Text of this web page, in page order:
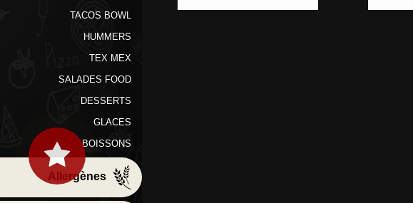
TACOS BOWL
HUMMERS
TEX MEX
SALADES FOOD
DESSERTS
GLACES
BOISSONS
Allergènes